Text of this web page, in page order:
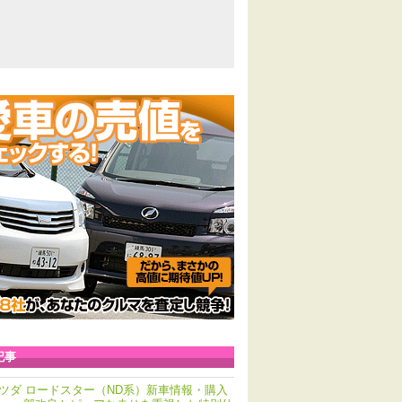
事
ダ ロードスター（ND系）新車情報・購入